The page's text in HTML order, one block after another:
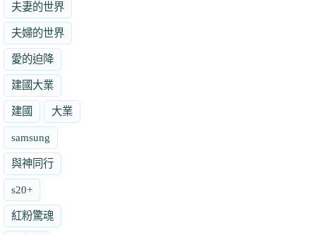
夫妻的世界
夫婦的世界
愛的迫降
建國大業
建國 大業
samsung
與神同行
s20+
紅粉驚魂